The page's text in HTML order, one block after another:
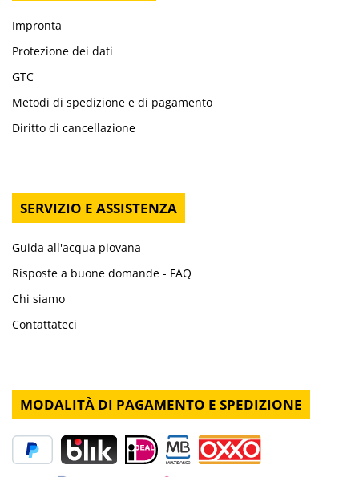
Impronta
Protezione dei dati
GTC
Metodi di spedizione e di pagamento
Diritto di cancellazione
SERVIZIO E ASSISTENZA
Guida all'acqua piovana
Risposte a buone domande - FAQ
Chi siamo
Contattateci
MODALITÀ DI PAGAMENTO E SPEDIZIONE